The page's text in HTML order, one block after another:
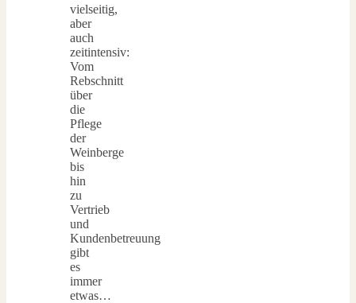
vielseitig,
aber
auch
zeitintensiv:
Vom
Rebschnitt
über
die
Pflege
der
Weinberge
bis
hin
zu
Vertrieb
und
Kundenbetreuung
gibt
es
immer
etwas…